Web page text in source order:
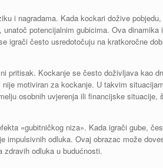
i nagradama. Kada kockari dožive
potencijalnim gubicima. Ova dinamika
igrači često usredotočuju na kratkoročne
pritisak. Kockanje se često doživljava kao
motiviran za kockanje. U takvim
osobnih uvjerenja ili financijske situacije,
«gubitničkog niza». Kada igrači gube,
impulsivnih odluka. Ovaj obrazac može
zdravih odluka u budućnosti.